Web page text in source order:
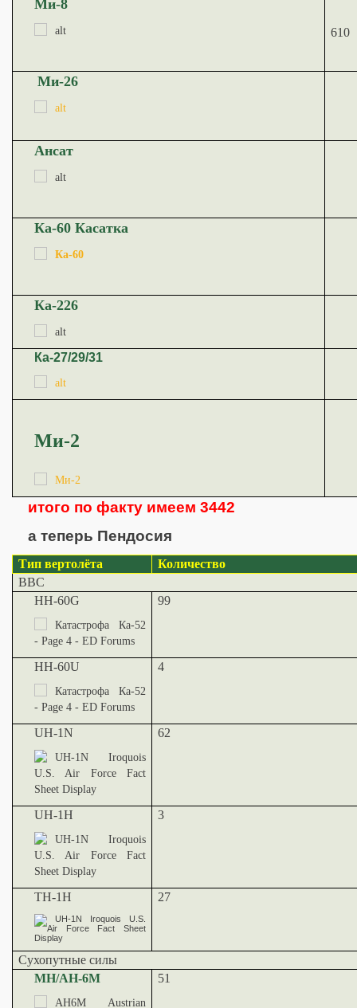
Ми-8
610
Ми-26
Ансат
Ка-60 Касатка
Ка-226
Ка-27/29/31
Ми-2
итого по факту имеем 3442
а теперь Пендосия
Тип вертолёта
Количество
ВВС
HH-60G
99
HH-60U 4
UH-1N 62
UH-1H 3
TH-1H 27
Сухопутные силы
MH/AH-6M
51